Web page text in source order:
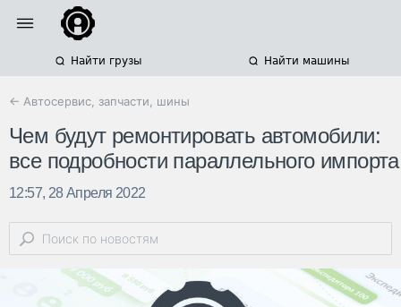
Найти грузы Найти машины
← Автосервис, запчасти, шины
Чем будут ремонтировать автомобили:
все подробности параллельного импорта
12:57, 28 Апреля 2022